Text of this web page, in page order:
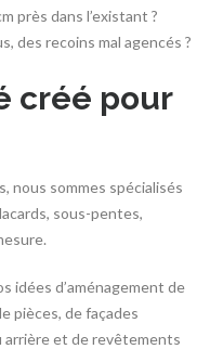
près dans l’existant ?
des recoins mal agencés ?
créé pour
nous sommes spécialisés
sous-pentes,
idées d’aménagement de
pièces, de façades
arrière et de revêtements